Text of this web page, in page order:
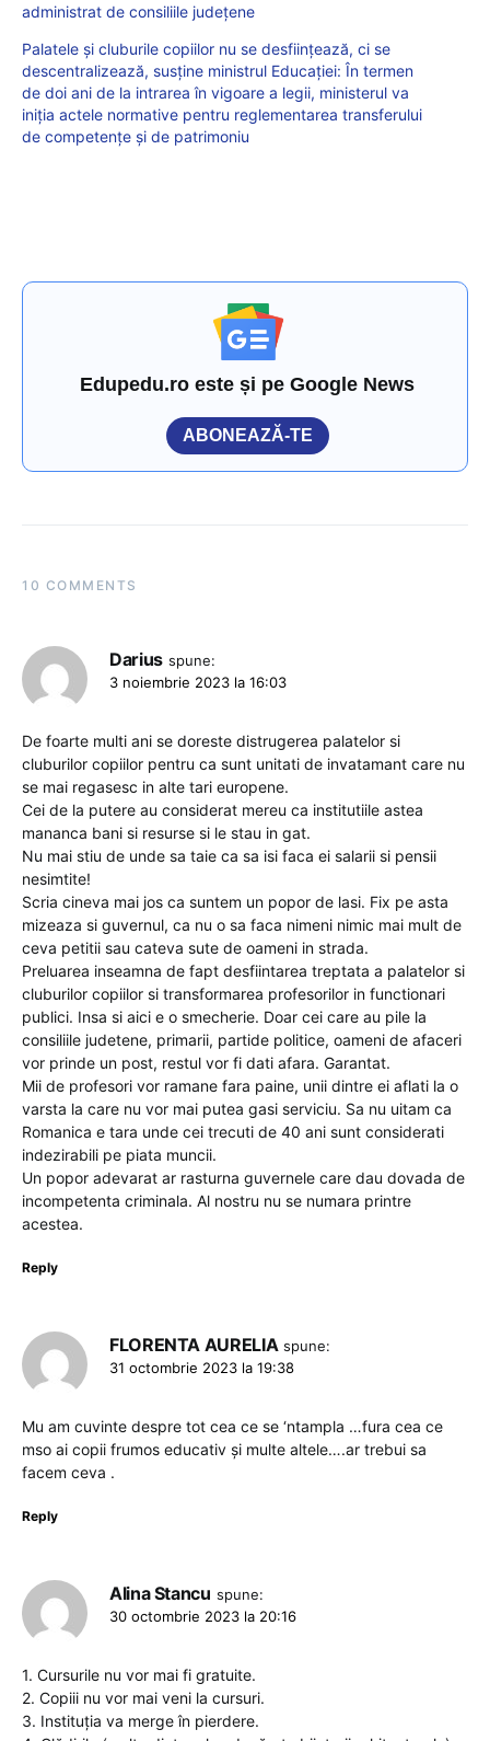
administrat de consiliile județene
Palatele și cluburile copiilor nu se desființează, ci se
descentralizează, susține ministrul Educației: În termen
de doi ani de la intrarea în vigoare a legii, ministerul va
iniția actele normative pentru reglementarea transferului
de competențe și de patrimoniu
Edupedu.ro este și pe Google News
ABONEAZĂ-TE
10 COMMENTS
Darius spune:
3 noiembrie 2023 la 16:03
De foarte multi ani se doreste distrugerea palatelor si
cluburilor copiilor pentru ca sunt unitati de invatamant care nu
se mai regasesc in alte tari europene.
Cei de la putere au considerat mereu ca institutiile astea
mananca bani si resurse si le stau in gat.
Nu mai stiu de unde sa taie ca sa isi faca ei salarii si pensii
nesimtite!
Scria cineva mai jos ca suntem un popor de lasi. Fix pe asta
mizeaza si guvernul, ca nu o sa faca nimeni nimic mai mult de
ceva petitii sau cateva sute de oameni in strada.
Preluarea inseamna de fapt desfiintarea treptata a palatelor si
cluburilor copiilor si transformarea profesorilor in functionari
publici. Insa si aici e o smecherie. Doar cei care au pile la
consiliile judetene, primarii, partide politice, oameni de afaceri
vor prinde un post, restul vor fi dati afara. Garantat.
Mii de profesori vor ramane fara paine, unii dintre ei aflati la o
varsta la care nu vor mai putea gasi serviciu. Sa nu uitam ca
Romanica e tara unde cei trecuti de 40 ani sunt considerati
indezirabili pe piata muncii.
Un popor adevarat ar rasturna guvernele care dau dovada de
incompetenta criminala. Al nostru nu se numara printre
acestea.
Reply
FLORENTA AURELIA spune:
31 octombrie 2023 la 19:38
Mu am cuvinte despre tot cea ce se ‘ntampla …fura cea ce
mso ai copii frumos educativ și multe altele….ar trebui sa
facem ceva .
Reply
Alina Stancu spune:
30 octombrie 2023 la 20:16
1. Cursurile nu vor mai fi gratuite.
2. Copiii nu vor mai veni la cursuri.
3. Instituția va merge în pierdere.